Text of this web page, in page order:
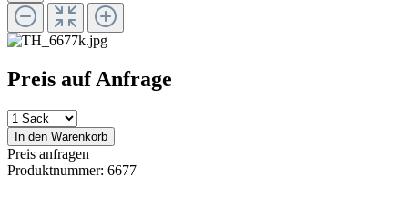
Preis auf Anfrage
In den Warenkorb
Preis anfragen
Produktnummer: 6677